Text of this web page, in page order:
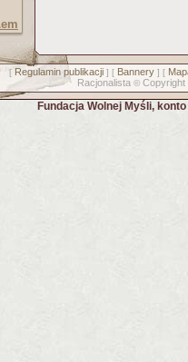
[ Regulamin publikacji] [ Bannery] [
Racjonalista © Copyright
Fundacja Wolnej Myśli,